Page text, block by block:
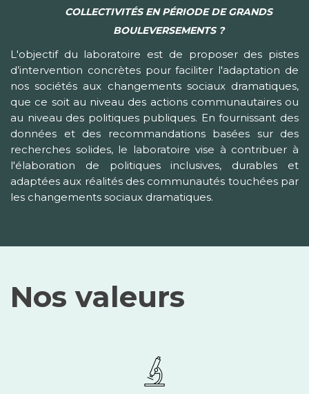
COLLECTIVITÉS EN PÉRIODE DE GRANDS
BOULEVERSEMENTS ?
L'objectif du laboratoire est de proposer des pistes
d’intervention concrètes pour faciliter l'adaptation de
nos sociétés aux changements sociaux dramatiques,
que ce soit au niveau des actions communautaires ou
au niveau des politiques publiques. En fournissant des
données et des recommandations basées sur des
recherches solides, le laboratoire vise à contribuer à
l'élaboration de politiques inclusives, durables et
adaptées aux réalités des communautés touchées par
les changements sociaux dramatiques.
Nos valeurs